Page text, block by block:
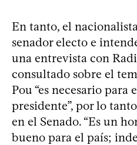
En tanto, el
senador electo e
una entrevista con
consultado sobre el
Pou “es necesario para
presidente”, por lo
en el Senado. “Es un
bueno para el país;